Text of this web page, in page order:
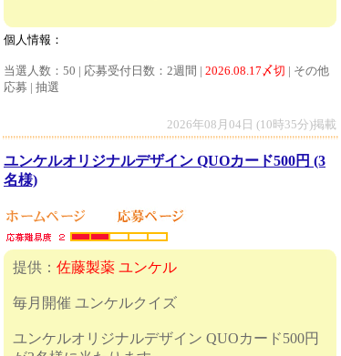
個人情報：
当選人数：50 | 応募受付日数：2週間 | 2026.08.17〆切 | その他
応募 | 抽選
2026年08月04日 (10時35分)掲載
ユンケルオリジナルデザイン QUOカード500円 (3
名様)
提供： 佐藤製薬 ユンケル
毎月開催 ユンケルクイズ
ユンケルオリジナルデザイン QUOカード500円